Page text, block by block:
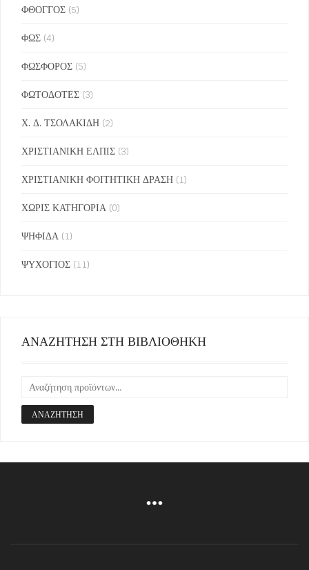
ΦΘΟΓΓΟΣ (5)
ΦΩΣ (4)
ΦΩΣΦΟΡΟΣ (5)
ΦΩΤΟΔΟΤΕΣ (3)
Χ. Δ. ΤΣΟΛΑΚΙΔΗ (2)
ΧΡΙΣΤΙΑΝΙΚΗ ΕΛΠΙΣ (3)
ΧΡΙΣΤΙΑΝΙΚΗ ΦΟΙΤΗΤΙΚΗ ΔΡΑΣΗ (1)
ΧΩΡΙΣ ΚΑΤΗΓΟΡΙΑ (0)
ΨΗΦΙΔΑ (1)
ΨΥΧΟΓΙΟΣ (11)
ΑΝΑΖΗΤΗΣΗ ΣΤΗ ΒΙΒΛΙΟΘΗΚΗ
ΑΝΑΖΉΤΗΣΗ